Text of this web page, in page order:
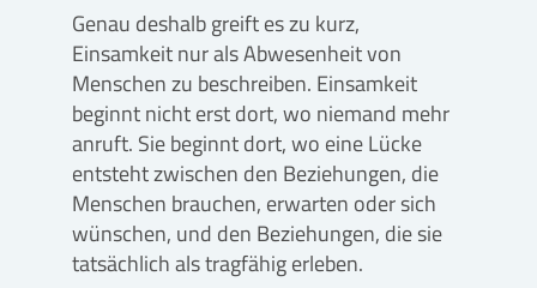
Genau deshalb greift es zu kurz,
Einsamkeit nur als Abwesenheit von
Menschen zu beschreiben. Einsamkeit
beginnt nicht erst dort, wo niemand mehr
anruft. Sie beginnt dort, wo eine Lücke
entsteht zwischen den Beziehungen, die
Menschen brauchen, erwarten oder sich
wünschen, und den Beziehungen, die sie
tatsächlich als tragfähig erleben.